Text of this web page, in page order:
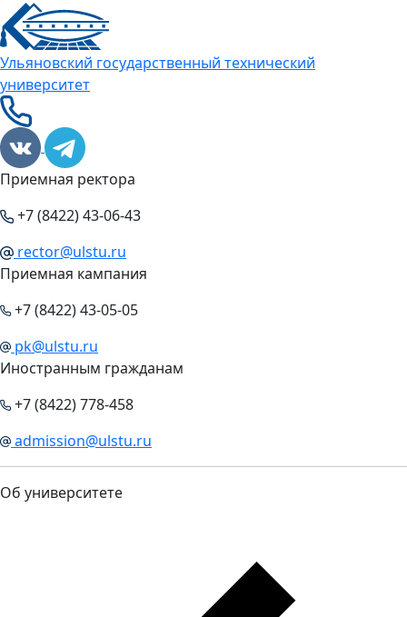
Ульяновский государственный технический
университет
Приемная ректора
+7 (8422) 43-06-43
rector@ulstu.ru
Приемная кампания
+7 (8422) 43-05-05
pk@ulstu.ru
Иностранным гражданам
+7 (8422) 778-458
admission@ulstu.ru
Об университете